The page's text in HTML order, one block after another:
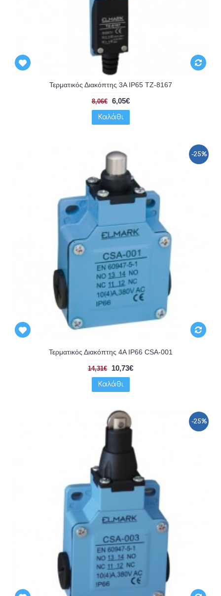
Τερματικός Διακόπτης 3A IP65 TZ-8167
8,06€ 6,05€
Καλάθι
-25%
Τερματικός Διακόπτης 4A IP66 CSA-001
14,31€ 10,73€
Καλάθι
-25%